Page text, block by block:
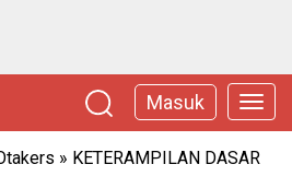
Masuk
» KETERAMPILAN DASAR